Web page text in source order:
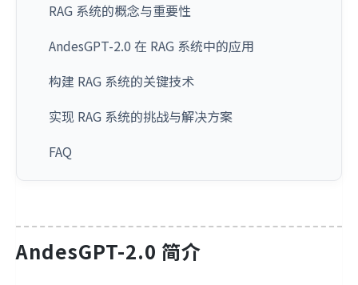
RAG 系统的概念与重要性
AndesGPT-2.0 在 RAG 系统中的应用
构建 RAG 系统的关键技术
实现 RAG 系统的挑战与解决方案
FAQ
AndesGPT-2.0 简介